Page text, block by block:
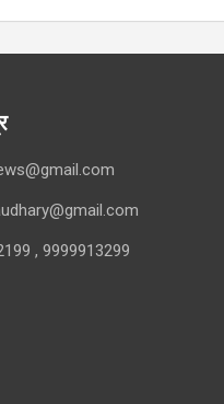
, 9999913299